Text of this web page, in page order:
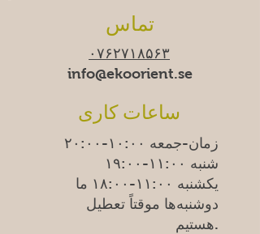
تماس
۰۷۶۲۷۱۸۵۶۳
info@ekoorient.se
ساعات کاری
زمان-جمعه ۱۰:۰۰-۲۰:۰۰
شنبه ۱۱:۰۰-۱۹:۰۰
یکشنبه ۱۱:۰۰-۱۸:۰۰
ما
دوشنبه‌ها موقتاً تعطیل
هستیم.